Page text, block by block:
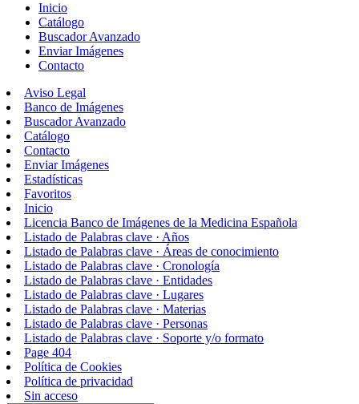
Inicio
Catálogo
Buscador Avanzado
Enviar Imágenes
Contacto
Aviso Legal
Banco de Imágenes
Buscador Avanzado
Catálogo
Contacto
Enviar Imágenes
Estadísticas
Favoritos
Inicio
Licencia Banco de Imágenes de la Medicina Española
Listado de Palabras clave · Años
Listado de Palabras clave · Áreas de conocimiento
Listado de Palabras clave · Cronología
Listado de Palabras clave · Entidades
Listado de Palabras clave · Lugares
Listado de Palabras clave · Materias
Listado de Palabras clave · Personas
Listado de Palabras clave · Soporte y/o formato
Page 404
Política de Cookies
Política de privacidad
Sin acceso